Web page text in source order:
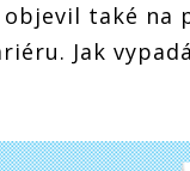
také na
Jak